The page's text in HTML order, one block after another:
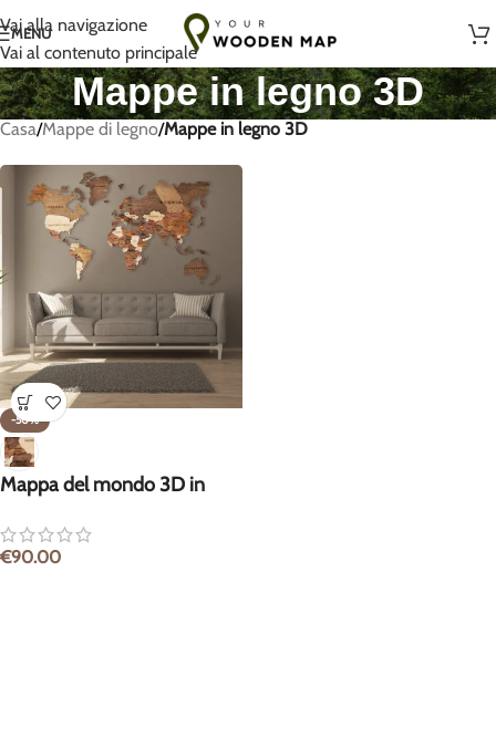
Vai alla navigazione
Vai al contenuto principale
Fatto a mano con amore in Lituania
MENU
Mappe in legno 3D
Casa/Mappe di legno/Mappe in legno 3D
-50%
Mappa del mondo 3D in
€90.00